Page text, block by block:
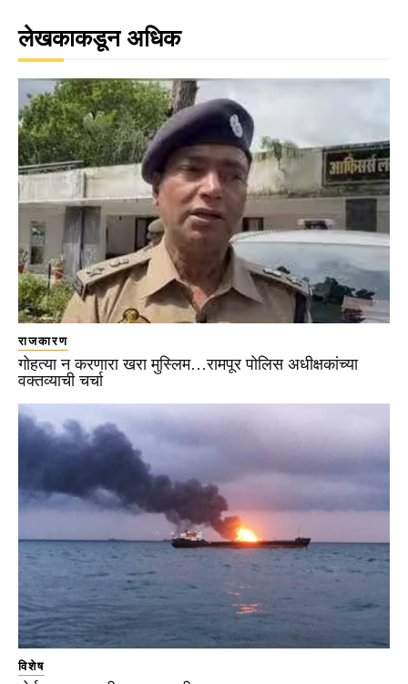
लेखकाकडून अधिक
राजकारण
गोहत्या न करणारा खरा मुस्लिम…रामपूर पोलिस अधीक्षकांच्या
वक्तव्याची चर्चा
विशेष